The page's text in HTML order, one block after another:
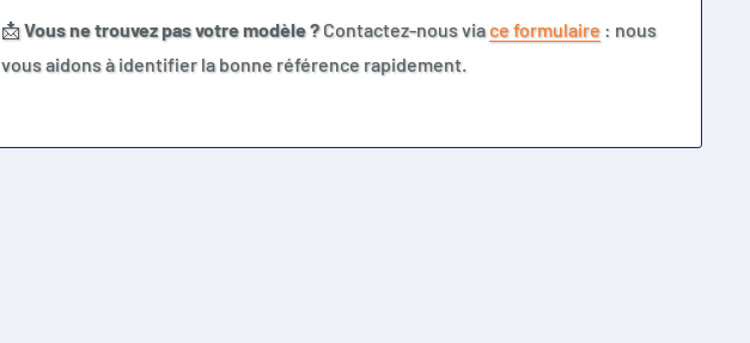
📩Vous ne trouvez pas votre modèle ?Contactez-nous viace formulaire : nous
vous aidons à identifier la bonne référence rapidement.